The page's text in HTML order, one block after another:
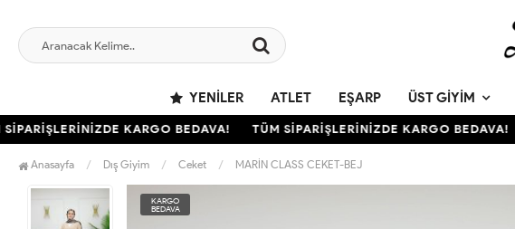
YENILER ATLET EŞARP ÜST GIYIM
KARGO BEDAVA! TÜM SİPARİŞLERİNİZDE KARGO BEDAVA!
Anasayfa Dış Giyim Ceket MARİN CLASS CEKET-BEJ
KARGO
BEDAVA